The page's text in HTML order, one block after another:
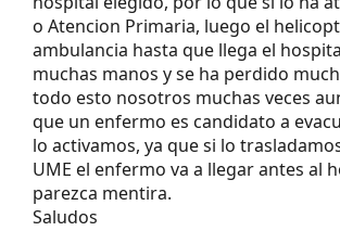
o Atencion Primaria, luego el
ambulancia hasta que llega el
muchas manos y se ha perdido
todo esto nosotros muchas veces
que un enfermo es candidato a
lo activamos, ya que si lo
UME el enfermo va a llegar antes al
parezca mentira.
Saludos